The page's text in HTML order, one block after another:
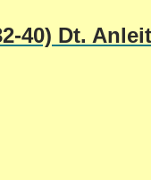
40) Dt.